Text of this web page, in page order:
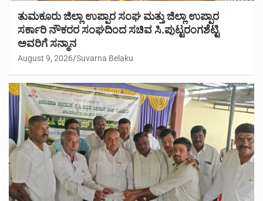
ತುಮಕೂರು ಜಿಲ್ಲಾ ಉಪ್ಪಾರ ಸಂಘ ಮತ್ತು ಜಿಲ್ಲಾ ಉಪ್ಪಾರ
ಸರ್ಕಾರಿ ನೌಕರರ ಸಂಘದಿಂದ ಸಚಿವ ಸಿ.ಪುಟ್ಟರಂಗಶೆಟ್ಟಿ
ಅವರಿಗೆ ಸನ್ಮಾನ
August 9, 2026 Suvarna Belaku